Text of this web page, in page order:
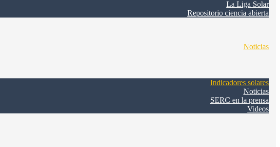
La Liga Solar
Repositorio ciencia abierta
Noticias
Indicadores solares
Noticias
SERC en la prensa
Videos